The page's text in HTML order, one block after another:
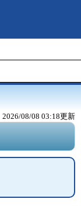
2026/08/08 03:18更新